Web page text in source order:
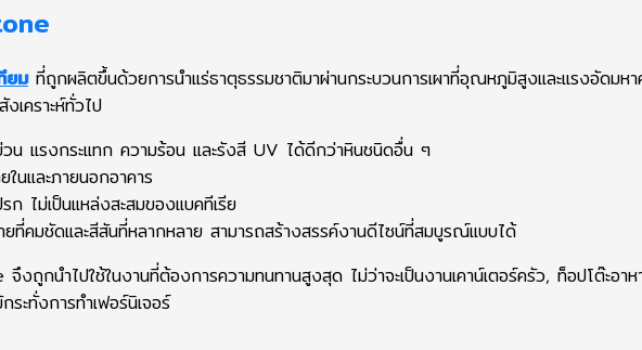
ยมที่ถูกผลิตขึ้นด้วยการนำแร่ธาตุธรรมชาติมาผ่านกระบวนการเผาที่อุณหภูมิสูงและแรงอัดมหา
เคราะห์ทั่วไป
น แรงกระแทก ความร้อน และรังสี UV ได้ดีกว่าหินชนิดอื่น ๆ
นและภายนอกอาคาร
ไม่เป็นแหล่งสะสมของแบคทีเรีย
ที่คมชัดและสีสันที่หลากหลาย สามารถสร้างสรรค์งานดีไซน์ที่สมบูรณ์แบบได้
ถูกนำไปใช้ในงานที่ต้องการความทนทานสูงสุด ไม่ว่าจะเป็นงานเคาน์เตอร์ครัว, ท็อปโต๊ะอา
ะทั่งการทำเฟอร์นิเจอร์